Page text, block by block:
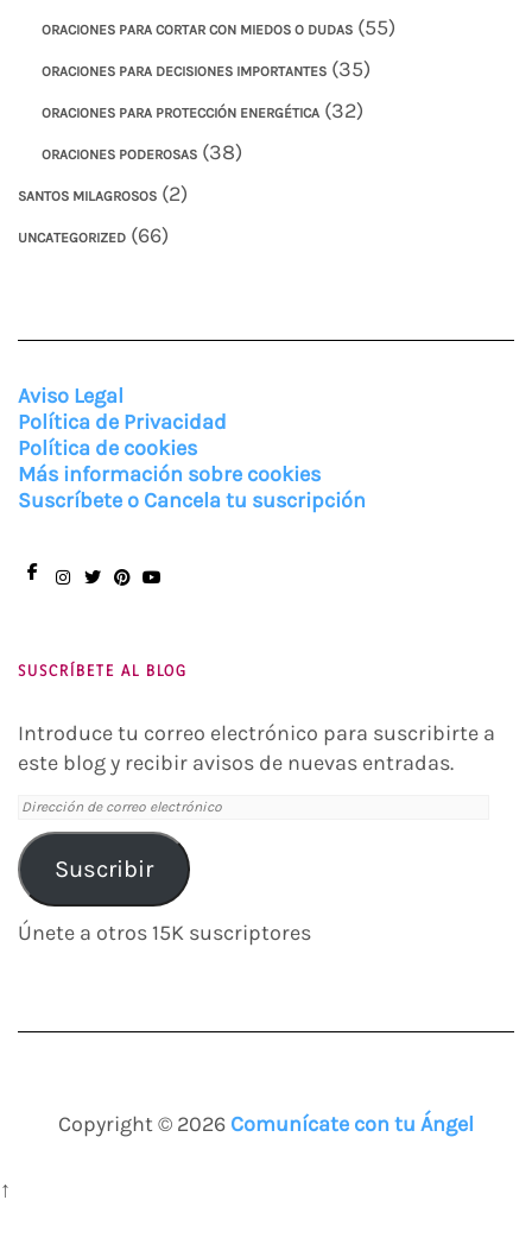
ORACIONES PARA CORTAR CON MIEDOS O DUDAS (55)
ORACIONES PARA DECISIONES IMPORTANTES (35)
ORACIONES PARA PROTECCIÓN ENERGÉTICA (32)
ORACIONES PODEROSAS (38)
SANTOS MILAGROSOS (2)
UNCATEGORIZED (66)
Aviso Legal
Política de Privacidad
Política de cookies
Más información sobre cookies
Suscríbete o Cancela tu suscripción
SUSCRÍBETE AL BLOG
Introduce tu correo electrónico para suscribirte a
este blog y recibir avisos de nuevas entradas.
Dirección
de
correo
electrónico
Suscribir
Únete a otros 15K suscriptores
Copyright © 2026 Comunícate con tu Ángel
↑